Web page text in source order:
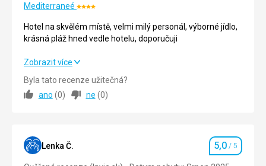
MediterraneéHodnocení:
4/5
Hotel na skvělém místě, velmi milý personál, výborné jídlo,
krásná pláž hned vedle hotelu, doporučuji
Hotel na skvělém místě, velmi milý personál, výborné jídlo,
Strava
Okolí 5,0/ 5
Zobrazit více
Byla tato recenze užitečná?
ano (0) ne (0)
Lenka Č. Hodnocení
5,0 / 5